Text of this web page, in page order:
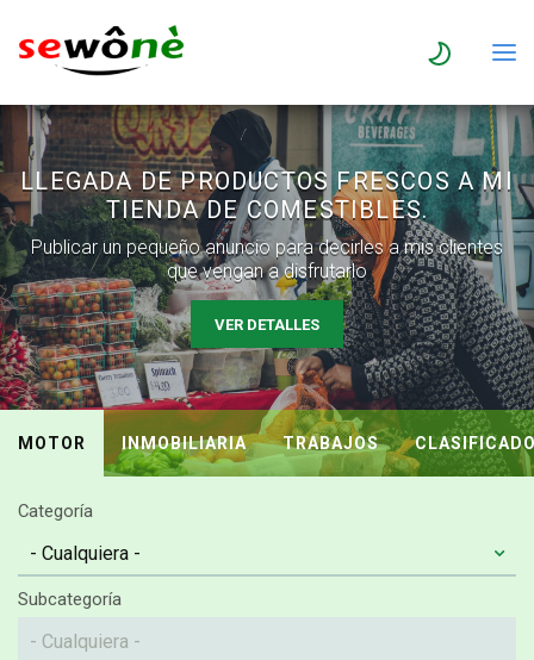
LLEGADA DE PRODUCTOS FRESCOS A MI
TIENDA DE COMESTIBLES.
Publicar un pequeño anuncio para decirles a mis clientes
que vengan a disfrutarlo
VER DETALLES
MOTOR INMOBILIARIA TRABAJOS
Categoría
Subcategoría